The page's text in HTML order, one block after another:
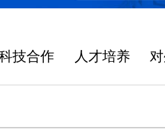
技合作 人才培养